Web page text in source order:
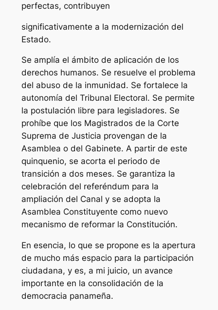
perfectas, contribuyen
significativamente a la modernización del
Estado.
Se amplía el ámbito de aplicación de los
derechos humanos. Se resuelve el problema
del abuso de la inmunidad. Se fortalece la
autonomía del Tribunal Electoral. Se permite
la postulación libre para legisladores. Se
prohíbe que los Magistrados de la Corte
Suprema de Justicia provengan de la
Asamblea o del Gabinete. A partir de este
quinquenio, se acorta el periodo de
transición a dos meses. Se garantiza la
celebración del referéndum para la
ampliación del Canal y se adopta la
Asamblea Constituyente como nuevo
mecanismo de reformar la Constitución.
En esencia, lo que se propone es la apertura
de mucho más espacio para la participación
ciudadana, y es, a mi juicio, un avance
importante en la consolidación de la
democracia panameña.